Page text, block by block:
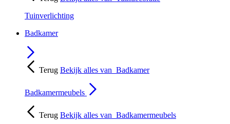
Tuinverlichting
Badkamer
Terug Bekijk alles van Badkamer
Badkamermeubels
Terug Bekijk alles van Badkamermeubels